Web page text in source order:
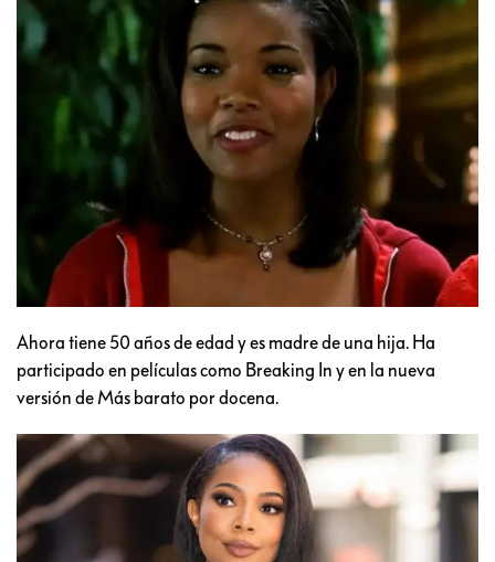
Ahora tiene 50 años de edad y es madre de una hija. Ha
participado en películas como Breaking In y en la nueva
versión de Más barato por docena.